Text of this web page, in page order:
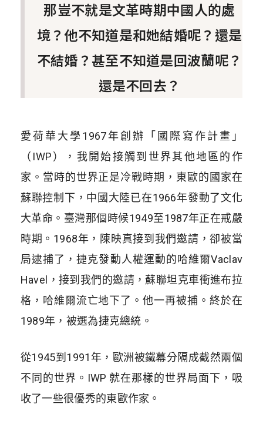
那豈不就是文革時期中國人的處
境？他不知道是和她結婚呢？還是
不結婚？甚至不知道是回波蘭呢？
還是不回去？
愛荷華大學1967年創辦「國際寫作計畫」
（IWP），我開始接觸到世界其他地區的作
家。當時的世界正是冷戰時期，東歐的國家在
蘇聯控制下，中國大陸已在1966年發動了文化
大革命。臺灣那個時候1949至1987年正在戒嚴
時期。1968年，陳映真接到我們邀請，卻被當
局逮捕了，捷克發動人權運動的哈維爾Vaclav
Havel，接到我們的邀請，蘇聯坦克車衝進布拉
格，哈維爾流亡地下了。他一再被捕。終於在
1989年，被選為捷克總統。
從1945到1991年，歐洲被鐵幕分隔成截然兩個
不同的世界。IWP 就在那樣的世界局面下，吸
收了一些很優秀的東歐作家。